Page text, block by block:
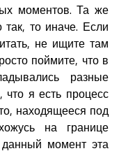
моментов. Та же
то иначе. Если
не ищите там
поймите, что в
разные
я есть процесс
находящееся под
на границе
момент эта